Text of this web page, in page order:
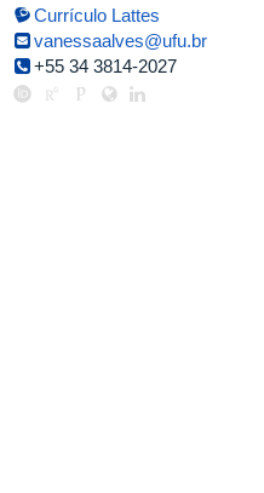
Currículo Lattes
vanessaalves@ufu.br
+55 34 3814-2027